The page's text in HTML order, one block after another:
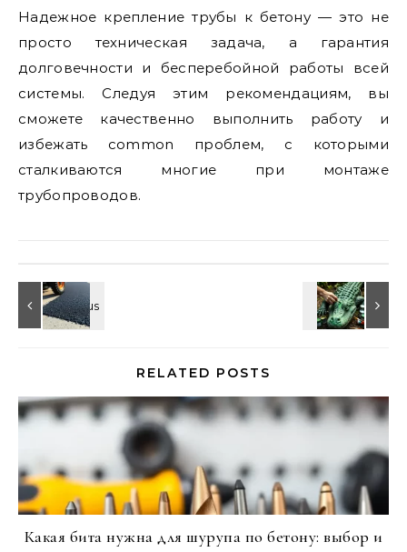
Надежное крепление трубы к бетону — это не
просто техническая задача, а гарантия
долговечности и бесперебойной работы всей
системы. Следуя этим рекомендациям, вы
сможете качественно выполнить работу и
избежать common проблем, с которыми
сталкиваются многие при монтаже
трубопроводов.
RELATED POSTS
Какая бита нужна для шурупа по бетону: выбор и